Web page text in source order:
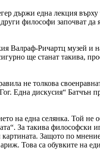
държи една лекция
философи започват
Валраф-Ричартц музей
ще станат такива,
не толкова
Една дискусия“ Батчън
на една селянка. Той не
За такива
Защото по
Това са обувките на